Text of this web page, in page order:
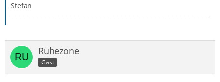
Stefan
Ruhezone
Gast